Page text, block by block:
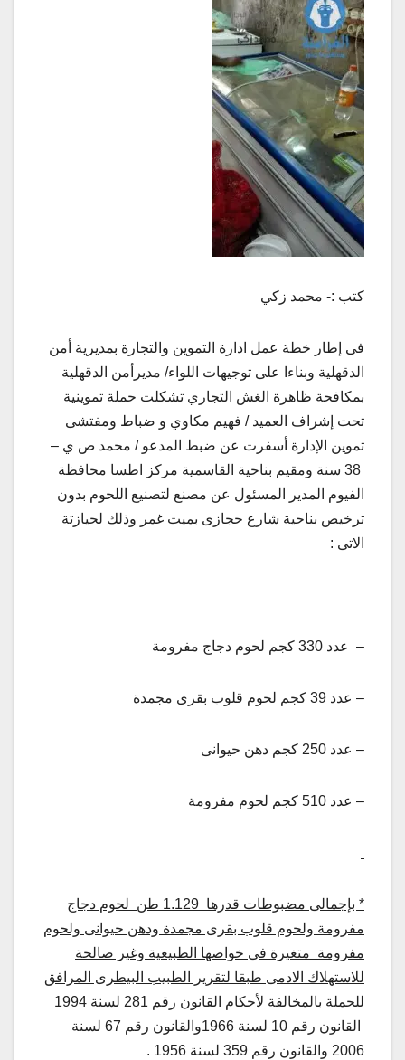
كتب :- محمد زكي
فى إطار خطة عمل ادارة التموين والتجارة بمديرية أمن
الدقهلية وبناءا على توجيهات اللواء/ مديرأمن الدقهلية
بمكافحة ظاهرة الغش التجاري تشكلت حملة تموينية
تحت إشراف العميد / فهيم مكاوي و ضباط ومفتشى
تموين الإدارة أسفرت عن ضبط المدعو / محمد ص ي –
38 سنة ومقيم بناحية القاسمية مركز اطسا محافظة
الفيوم المدير المسئول عن مصنع لتصنيع اللحوم بدون
ترخيص بناحية شارع حجازى بميت غمر وذلك لحيازتة
الاتى :
– عدد 330 كجم لحوم دجاج مفرومة
– عدد 39 كجم لحوم قلوب بقرى مجمدة
– عدد 250 كجم دهن حيوانى
– عدد 510 كجم لحوم مفرومة
* بإجمالى مضبوطات قدرها 1.129 طن لحوم دجاج
مفرومة ولحوم قلوب بقرى مجمدة ودهن حيوانى ولحوم
مفرومة متغيرة فى خواصها الطبيعية وغير صالحة
للاستهلاك الادمى طبقا لتقرير الطبيب البيطرى المرافق
للحملة
بالمخالفة لأحكام القانون رقم 281 لسنة 1994
القانون رقم 10 لسنة 1966والقانون رقم 67 لسنة
2006 والقانون رقم 359 لسنة 1956 .